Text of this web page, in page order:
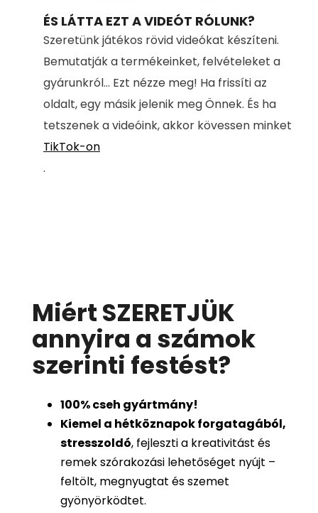
ÉS LÁTTA EZT A VIDEÓT RÓLUNK?
Szeretünk játékos rövid videókat készíteni.
Bemutatják a termékeinket, felvételeket a
gyárunkról... Ezt nézze meg! Ha frissíti az
oldalt, egy másik jelenik meg Önnek. És ha
tetszenek a videóink, akkor kövessen minket
TikTok-on
.
Miért SZERETJÜK
annyira a számok
szerinti festést?
100%cseh gyártmány!
Kiemel a hétköznapok forgatagából,
stresszoldó, fejleszti a kreativitást és
remek szórakozási lehetőséget nyújt –
feltölt, megnyugtat és szemet
gyönyörködtet.